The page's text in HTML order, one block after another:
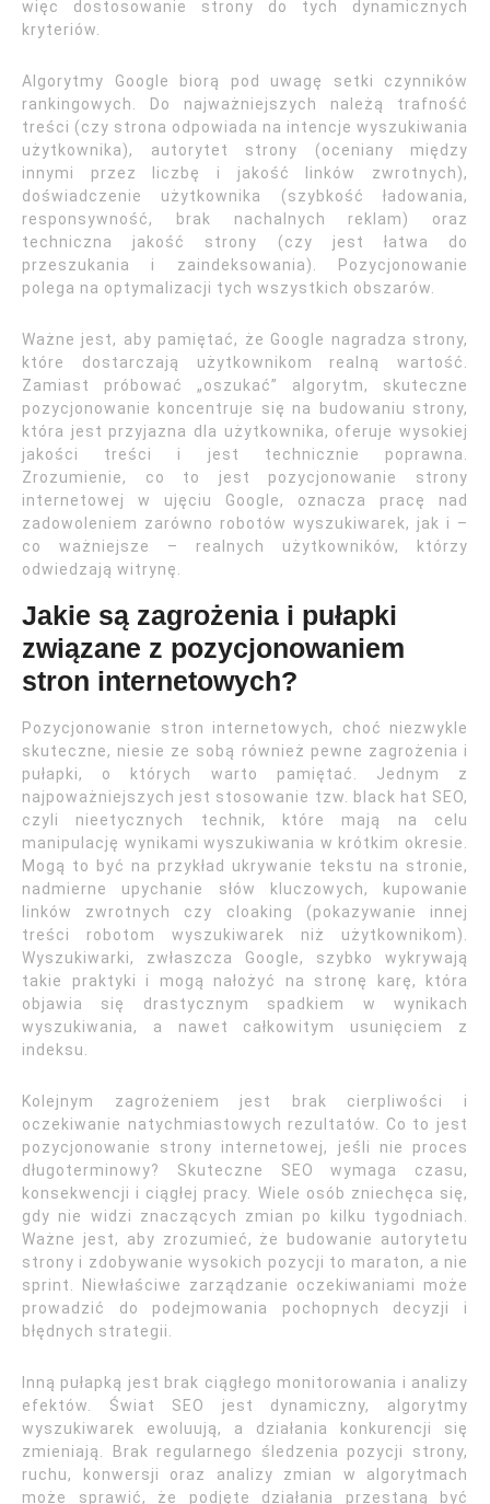
więc dostosowanie strony do tych dynamicznych
kryteriów.
Algorytmy Google biorą pod uwagę setki czynników
rankingowych. Do najważniejszych należą trafność
treści (czy strona odpowiada na intencje wyszukiwania
użytkownika), autorytet strony (oceniany między
innymi przez liczbę i jakość linków zwrotnych),
doświadczenie użytkownika (szybkość ładowania,
responsywność, brak nachalnych reklam) oraz
techniczna jakość strony (czy jest łatwa do
przeszukania i zaindeksowania). Pozycjonowanie
polega na optymalizacji tych wszystkich obszarów.
Ważne jest, aby pamiętać, że Google nagradza strony,
które dostarczają użytkownikom realną wartość.
Zamiast próbować „oszukać” algorytm, skuteczne
pozycjonowanie koncentruje się na budowaniu strony,
która jest przyjazna dla użytkownika, oferuje wysokiej
jakości treści i jest technicznie poprawna.
Zrozumienie, co to jest pozycjonowanie strony
internetowej w ujęciu Google, oznacza pracę nad
zadowoleniem zarówno robotów wyszukiwarek, jak i –
co ważniejsze – realnych użytkowników, którzy
odwiedzają witrynę.
Jakie są zagrożenia i pułapki
związane z pozycjonowaniem
stron internetowych?
Pozycjonowanie stron internetowych, choć niezwykle
skuteczne, niesie ze sobą również pewne zagrożenia i
pułapki, o których warto pamiętać. Jednym z
najpoważniejszych jest stosowanie tzw. black hat SEO,
czyli nieetycznych technik, które mają na celu
manipulację wynikami wyszukiwania w krótkim okresie.
Mogą to być na przykład ukrywanie tekstu na stronie,
nadmierne upychanie słów kluczowych, kupowanie
linków zwrotnych czy cloaking (pokazywanie innej
treści robotom wyszukiwarek niż użytkownikom).
Wyszukiwarki, zwłaszcza Google, szybko wykrywają
takie praktyki i mogą nałożyć na stronę karę, która
objawia się drastycznym spadkiem w wynikach
wyszukiwania, a nawet całkowitym usunięciem z
indeksu.
Kolejnym zagrożeniem jest brak cierpliwości i
oczekiwanie natychmiastowych rezultatów. Co to jest
pozycjonowanie strony internetowej, jeśli nie proces
długoterminowy? Skuteczne SEO wymaga czasu,
konsekwencji i ciągłej pracy. Wiele osób zniechęca się,
gdy nie widzi znaczących zmian po kilku tygodniach.
Ważne jest, aby zrozumieć, że budowanie autorytetu
strony i zdobywanie wysokich pozycji to maraton, a nie
sprint. Niewłaściwe zarządzanie oczekiwaniami może
prowadzić do podejmowania pochopnych decyzji i
błędnych strategii.
Inną pułapką jest brak ciągłego monitorowania i analizy
efektów. Świat SEO jest dynamiczny, algorytmy
wyszukiwarek ewoluują, a działania konkurencji się
zmieniają. Brak regularnego śledzenia pozycji strony,
ruchu, konwersji oraz analizy zmian w algorytmach
może sprawić, że podjęte działania przestaną być